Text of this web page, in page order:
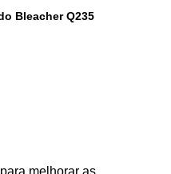
Bleacher Q235
melhorar as